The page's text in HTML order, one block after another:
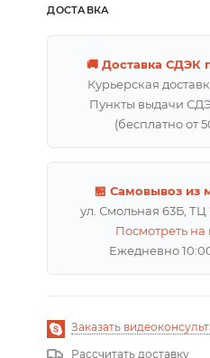
ДОСТАВКА
🚚 Доставка СДЭК
Курьерская
Пункты выдачи
(бесплатно от
🏪 Самовывоз из
ул. Смольная 63Б,
Посмотреть на
Ежедневно
Заказать
Рассчитать доставку